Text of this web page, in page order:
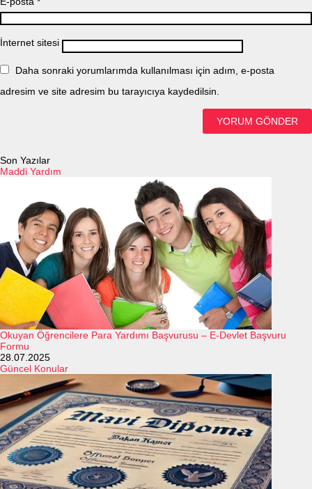
İnternet sitesi
Daha sonraki yorumlarımda kullanılması için adım, e-posta
adresim ve site adresim bu tarayıcıya kaydedilsin.
Son Yazılar
Maddi Yardım
Okuyan Öğrencilere Para Yardımı Başvurusu – E-Devlet Başvuru
Formu
28.07.2025
Güncel Konular